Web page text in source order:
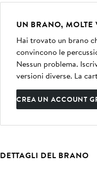
UN BRANO, MOLTE
Hai trovato un brano
convincono le
Nessun problema.
versioni diverse. La
CREA UN ACCOUNT
DETTAGLI DEL BRANO